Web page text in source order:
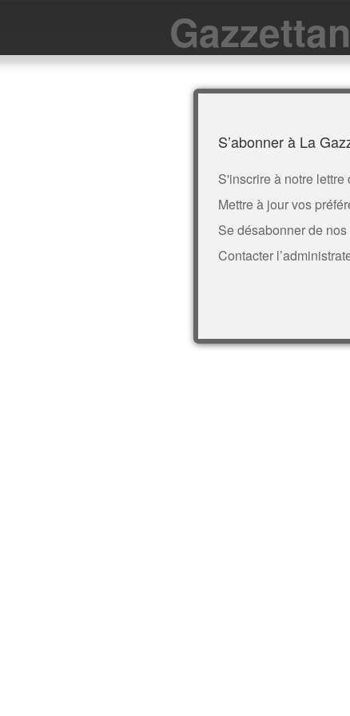
S’abonner à La
S'inscrire à notre lettre
Mettre à jour vos
Se désabonner de
Contacter